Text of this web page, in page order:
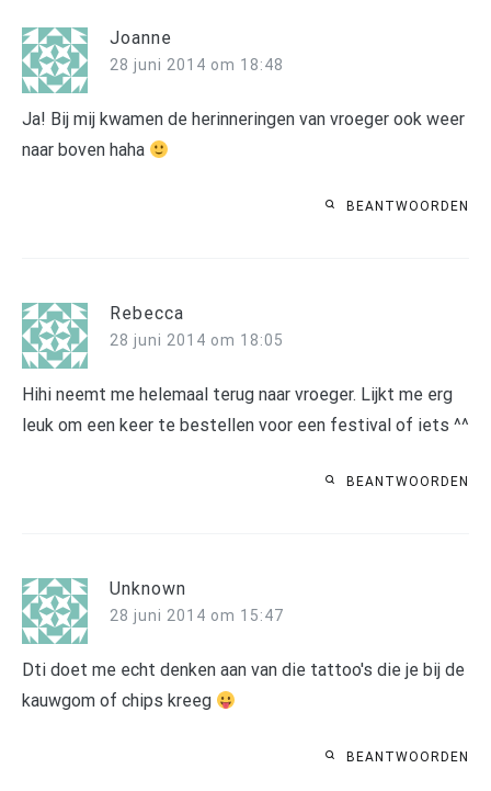
Joanne
28 juni 2014 om 18:48
Ja! Bij mij kwamen de herinneringen van vroeger ook weer
naar boven haha
BEANTWOORDEN
Rebecca
28 juni 2014 om 18:05
Hihi neemt me helemaal terug naar vroeger. Lijkt me erg
leuk om een keer te bestellen voor een festival of iets ^^
BEANTWOORDEN
Unknown
28 juni 2014 om 15:47
Dti doet me echt denken aan van die tattoo's die je bij de
kauwgom of chips kreeg
BEANTWOORDEN